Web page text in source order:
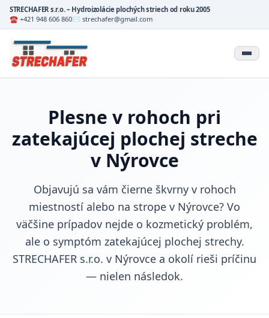
STRECHAFER s.r.o. – Hydroizolácie plochých striech od roku 2005
☎ +421 948 606 860✉ strechafer@gmail.com
Plesne v rohoch pri
zatekajúcej plochej streche
v Nýrovce
Objavujú sa vám čierne škvrny v rohoch
miestností alebo na strope v Nýrovce? Vo
väčšine prípadov nejde o kozmetický problém,
ale o symptóm zatekajúcej plochej strechy.
STRECHAFER s.r.o. v Nýrovce a okolí rieši príčinu
— nielen následok.